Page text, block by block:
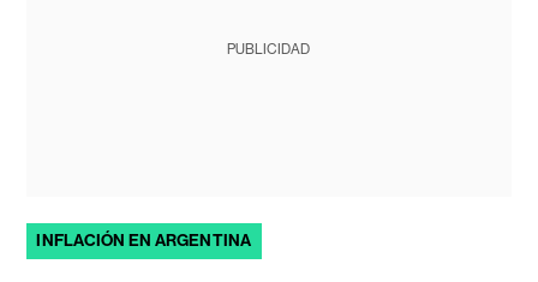
PUBLICIDAD
INFLACIÓN EN ARGENTINA